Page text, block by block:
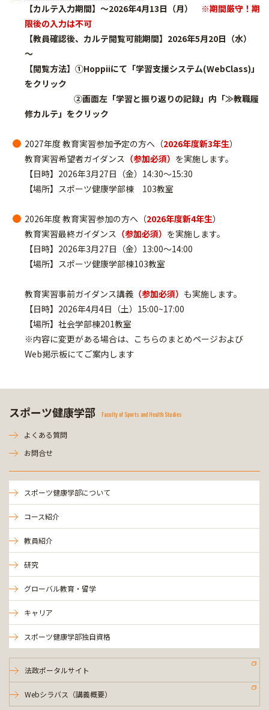
【カルテ入力期間】～2026年4月13日（月） ※期間厳守！期
限後の入力は不可
【教員確認後、カルテ閲覧可能期間】2026年5月20日（水）
～
【閲覧方法】 ①Hoppiiにて「学習支援システム(WebClass)」
をクリック
②画面左「学習と振り返りの記録」内「≫教職履
修カルテ」をクリック
2027年度 教育実習参加予定の方へ（2026年度新3年生）
教育実習希望者ガイダンス （参加必須） を実施します。
【日時】2026年3月27日（金）14:30～15:30
【場所】スポーツ健康学部棟 103教室
2026年度 教育実習参加の方へ（2026年度新4年生）
教育実習最終ガイダンス （参加必須） を実施します。
【日時】2026年3月27日（金）13:00～14:00
【場所】スポーツ健康学部棟103教室
教育実習事前ガイダンス講義 （参加必須） も実施します。
【日時】2026年4月4日（土）15:00~17:00
【場所】社会学部棟201教室
※内容に変更がある場合は、こちらのまとめページおよび
Web掲示板にてご案内します
スポーツ健康学部 Faculty of Sports and Health Studies
よくある質問
お問合せ
スポーツ健康学部について
コース紹介
教員紹介
研究
グローバル教育・留学
キャリア
スポーツ健康学部独自資格
法政ポータルサイト
Webシラバス（講義概要）